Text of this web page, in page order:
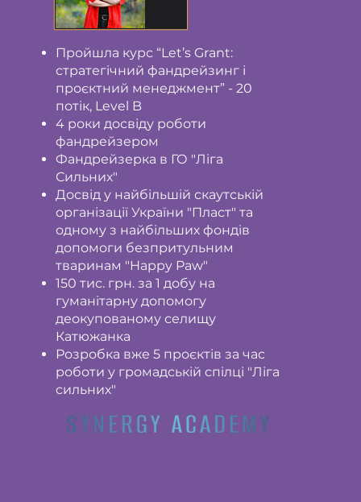
Пройшла курс “Let’s Grant:
стратегічний фандрейзинг і
проєктний менеджмент” - 20
потік, Level B
4 роки досвіду роботи
фандрейзером
Фандрейзерка в ГО "Ліга
Сильних"
Досвід у найбільшій скаутській
організації України "Пласт" та
одному з найбільших фондів
допомоги безпритульним
тваринам "Happy Paw"
150 тис. грн. за 1 добу на
гуманітарну допомогу
деокупованому селищу
Катюжанка
Розробка вже 5 проєктів за час
роботи у громадській спілці "Ліга
сильних"